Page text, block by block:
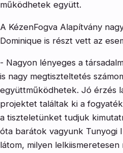
működhetek együtt.
A KézenFogva Alapítvány
Dominique is részt vett az
- Nagyon lényeges a
is nagy megtiszteltetés
együttműködhetek. Jó érzés
projektet találtak ki a
a tiszteletünket tudjuk
óta barátok vagyunk Tunyogi
látom, milyen